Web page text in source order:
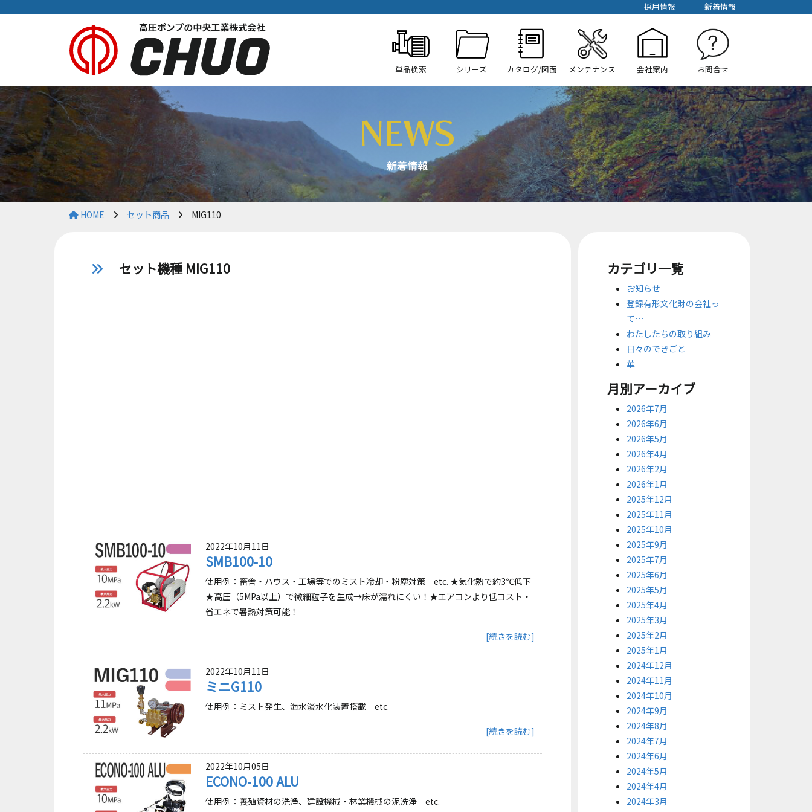
採用情報 新着情報
単品検索 シリーズ カタログ/図面 メンテナンス 会社案内 お問合せ
HOME セット商品 MIG110
セット機種 MIG110
2022年10月11日
SMB100-10
使用例：畜舎・ハウス・工場等でのミスト冷却・粉塵対策 etc. ★気化熱で約3℃低下
★高圧（5MPa以上）で微細粒子を生成→床が濡れにくい！★エアコンより低コスト・
省エネで暑熱対策可能！
[続きを読む]
2022年10月11日
ミニG110
使用例：ミスト発生、海水淡水化装置搭載 etc.
[続きを読む]
2022年10月05日
ECONO-100 ALU
使用例：養殖資材の洗浄、建設機械・林業機械の泥洗浄 etc.
カテゴリ一覧
お知らせ
登録有形文化財の会社っ
て…
わたしたちの取り組み
日々のできごと
華
月別アーカイブ
2026年7月
2026年6月
2026年5月
2026年4月
2026年2月
2026年1月
2025年12月
2025年11月
2025年10月
2025年9月
2025年7月
2025年6月
2025年5月
2025年4月
2025年3月
2025年2月
2025年1月
2024年12月
2024年11月
2024年10月
2024年9月
2024年8月
2024年7月
2024年6月
2024年5月
2024年4月
2024年3月